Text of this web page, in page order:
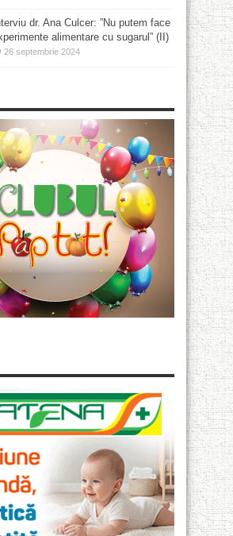
dr. Ana Culcer: ”Nu putem face
alimentare cu sugarul” (II)
26 septembrie 2024